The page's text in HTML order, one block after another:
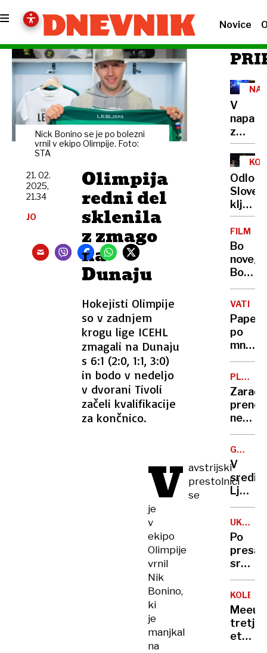
Novice
Nick Bonino se je po bolezni
vrnil v ekipo Olimpije. Foto:
STA
Olimpija
redni del
sklenila
z zmago
na
Dunaju
Hokejisti Olimpije
so v zadnjem
krogu lige ICEHL
zmagali na Dunaju
s 6:1 (2:0, 1:1, 3:0)
in bodo v nedeljo
v dvorani Tivoli
začeli kvalifikacije
za končnico.
21. 02.
2025,
21.34
JO
V avstrijski
prestolnici
se
je
v
ekipo
Olimpije
vrnil
Nik
Bonino,
ki
je
manjkal
na
V
napadu
z
nožem
pri
v
Berlinu
ranjen
moški
kljub
preko
FILM
Bo
novega
Bonda
izbral
Papež
po
mnenju
še ni
izven
Zaradi
lokala
Ribica
si
višjo
AŽBE
V
po
več
vrata
zapira
starin
in
UKC
Po
srca
pri
se
ves
čas
tretja
etapa